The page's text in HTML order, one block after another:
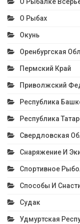
О Рыбалке
О Рыбах
Окунь
Оренбургская
Пермский Край
Приволжский
Республика
Республика
Свердловская
Снаряжение И
Спортивное
Способы И
Судак
Удмуртская